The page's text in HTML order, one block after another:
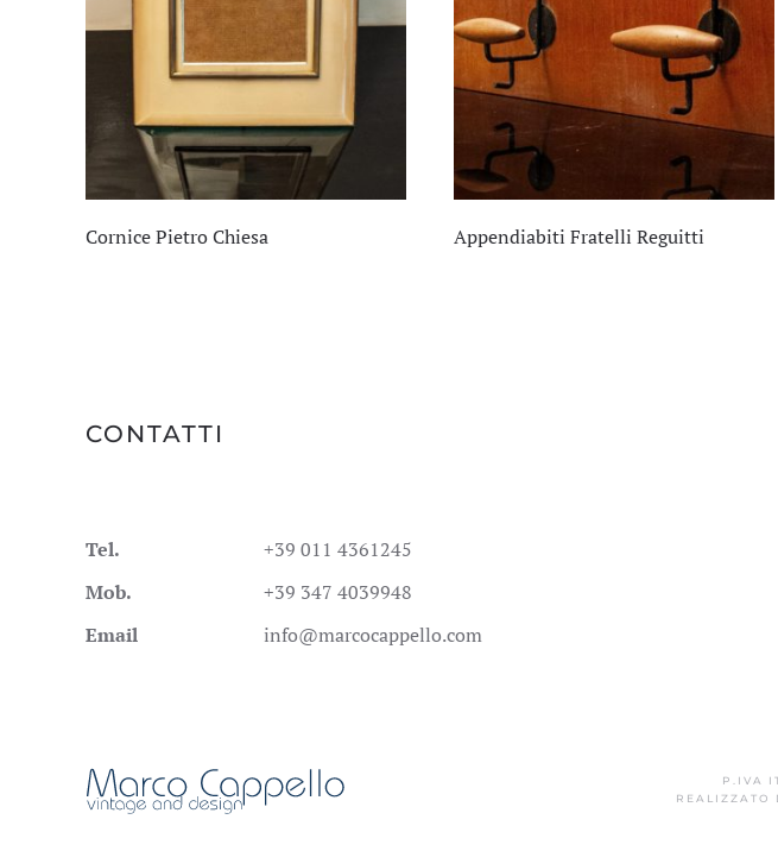
Cornice Pietro Chiesa Appendiabiti Fratelli Reguitti
CONTATTI
Tel.
+39 011 4361245
Mob.
+39 347 4039948
Email
info@marcocappello.com
P.IVA
REALIZZATO